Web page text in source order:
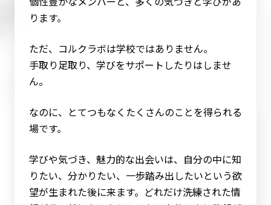
ります。
ただ、コルクラボは学校ではありません。
手取り足取り、学びをサポートしたりはしませ
ん。
なのに、とてつもなくたくさんのことを得られる
場です。
学びや気づき、魅力的な出会いは、自分の中に知
りたい、分かりたい、一歩踏み出したいという欲
望が生まれた後に来ます。どれだけ洗練された情